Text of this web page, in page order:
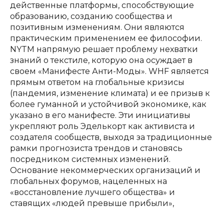
действенные платформы, способствующие
образованию, созданию сообщества и
позитивным изменениям. Они являются
практическим применением ее философии.
NYTM напрямую решает проблему нехватки
знаний о текстиле, которую она осуждает в
своем «Манифесте Анти-Моды». WHF является
прямым ответом на глобальные кризисы
(пандемия, изменение климата) и ее призыв к
более гуманной и устойчивой экономике, как
указано в его манифесте. Эти инициативы
укрепляют роль Эделькорт как активиста и
создателя сообществ, выходя за традиционные
рамки прогнозиста трендов и становясь
посредником системных изменений.
Основание некоммерческих организаций и
глобальных форумов, нацеленных на
«восстановление лучшего общества» и
ставящих «людей превыше прибыли»,